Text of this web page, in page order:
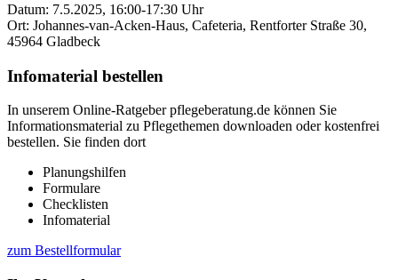
Datum: 7.5.2025, 16:00-17:30 Uhr
Ort: Johannes-van-Acken-Haus, Cafeteria, Rentforter Straße 30,
45964 Gladbeck
Infomaterial bestellen
In unserem Online-Ratgeber pflegeberatung.de können Sie
Informationsmaterial zu Pflegethemen downloaden oder kostenfrei
bestellen. Sie finden dort
Planungshilfen
Formulare
Checklisten
Infomaterial
zum Bestellformular